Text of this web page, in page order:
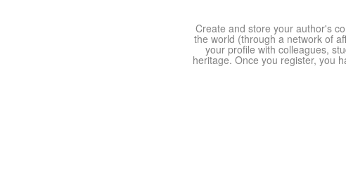
Create and store your author's
the world (through a network of
your profile with colleagues,
heritage. Once you register, you